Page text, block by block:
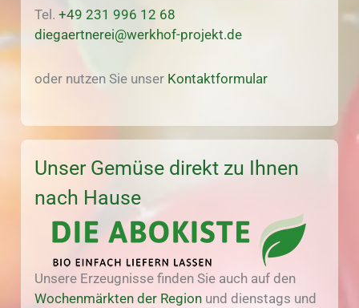
Tel.+49 231 996 12 68
diegaertnerei@werkhof-projekt.de
oder nutzen Sie unser Kontaktformular
Unser Gemüse direkt zu Ihnen
nach Hause
Unsere Erzeugnisse finden Sie auch auf den
Wochenmärkten der Region und dienstags und